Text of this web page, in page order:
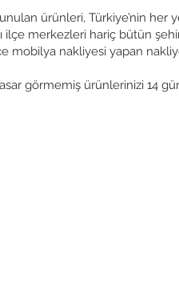
ürünleri, Türkiye’nin her
ilçe merkezleri hariç bütün
mobilya nakliyesi yapan
görmemiş ürünlerinizi 14